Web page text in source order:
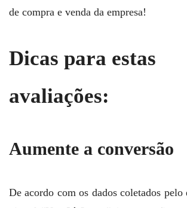
de compra e venda da empresa!
Dicas para estas
avaliações:
Aumente a conversão
De acordo com os dados coletados